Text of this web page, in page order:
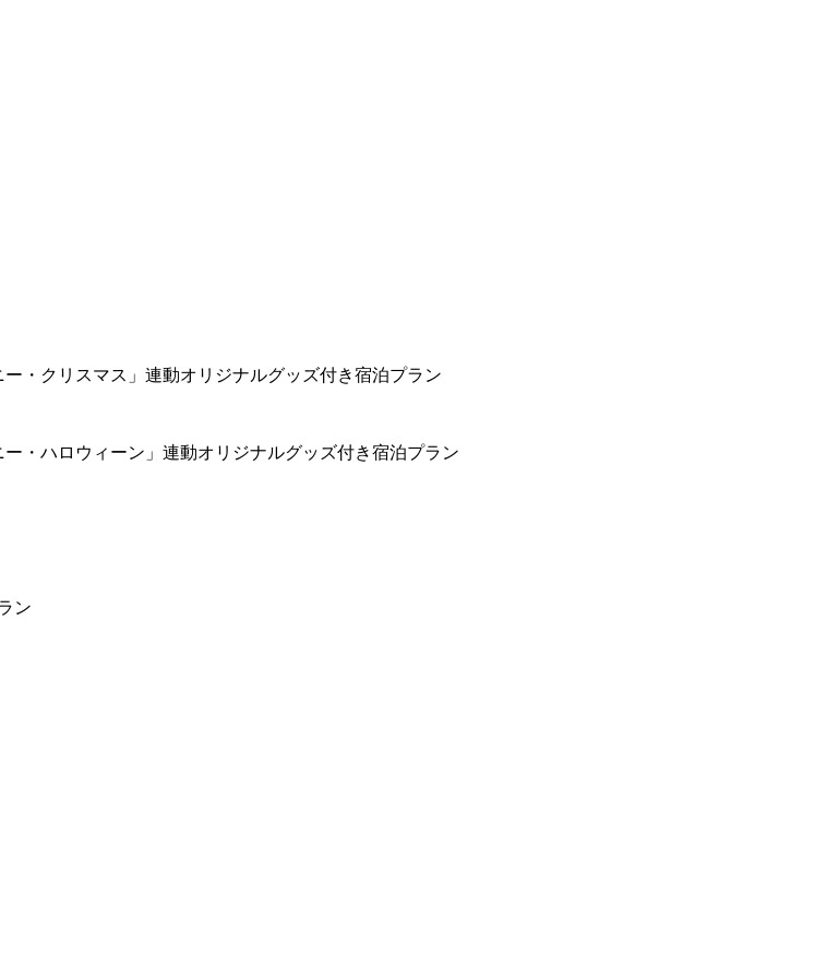
・クリスマス」連動オリジナルグッズ付き宿泊プラン
・ハロウィーン」連動オリジナルグッズ付き宿泊プラン
ン